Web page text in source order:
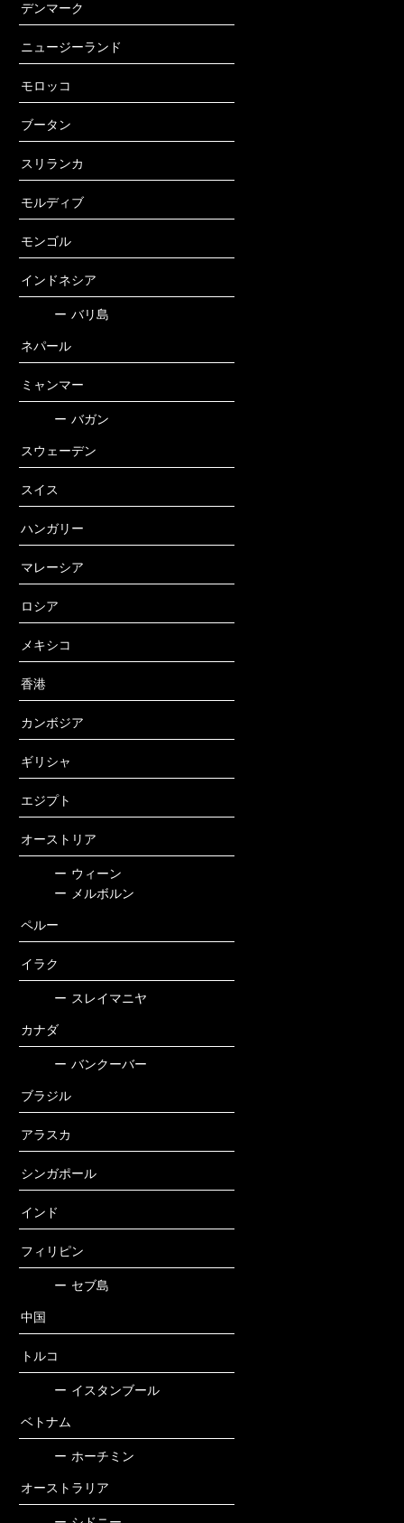
デンマーク
ニュージーランド
モロッコ
ブータン
スリランカ
モルディブ
モンゴル
インドネシア
ー バリ島
ネパール
ミャンマー
ー バガン
スウェーデン
スイス
ハンガリー
マレーシア
ロシア
メキシコ
香港
カンボジア
ギリシャ
エジプト
オーストリア
ー ウィーン
ー メルボルン
ペルー
イラク
ー スレイマニヤ
カナダ
ー バンクーバー
ブラジル
アラスカ
シンガポール
インド
フィリピン
ー セブ島
中国
トルコ
ー イスタンブール
ベトナム
ー ホーチミン
オーストラリア